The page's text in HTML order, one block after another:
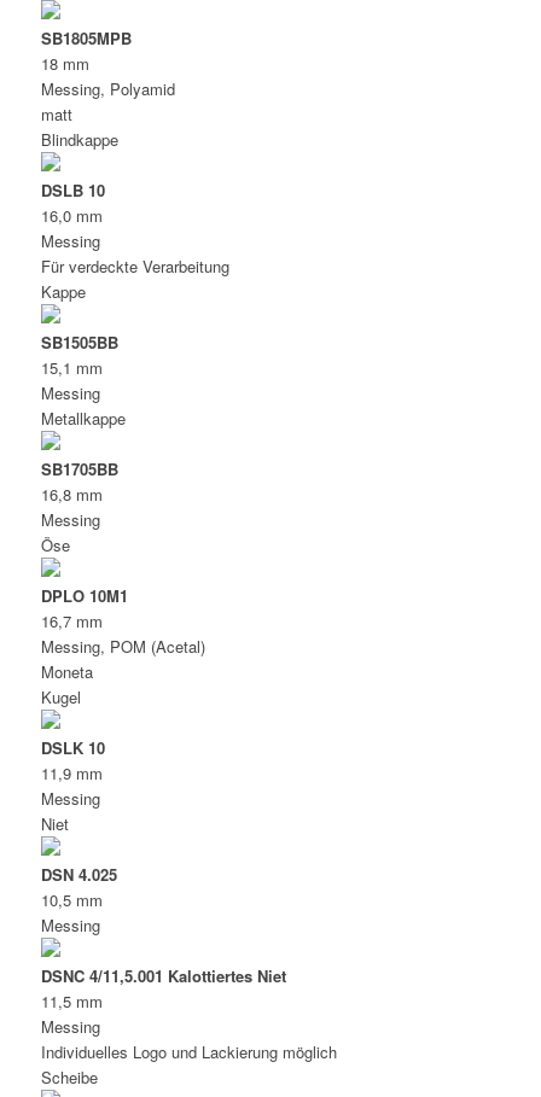
SB1805MPB
18 mm
Messing, Polyamid
matt
Blindkappe
DSLB 10
16,0 mm
Messing
Für verdeckte Verarbeitung
Kappe
SB1505BB
15,1 mm
Messing
Metallkappe
SB1705BB
16,8 mm
Messing
Öse
DPLO 10M1
16,7 mm
Messing, POM (Acetal)
Moneta
Kugel
DSLK 10
11,9 mm
Messing
Niet
DSN 4.025
10,5 mm
Messing
DSNC 4/11,5.001 Kalottiertes Niet
11,5 mm
Messing
Individuelles Logo und Lackierung möglich
Scheibe